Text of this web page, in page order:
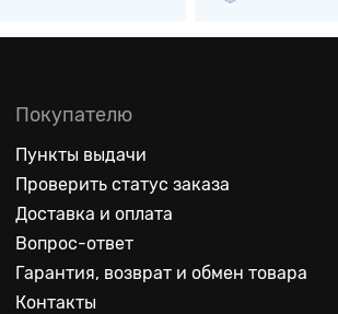
Покупателю
Пункты выдачи
Проверить статус заказа
Доставка и оплата
Вопрос-ответ
Гарантия, возврат и обмен товара
Контакты